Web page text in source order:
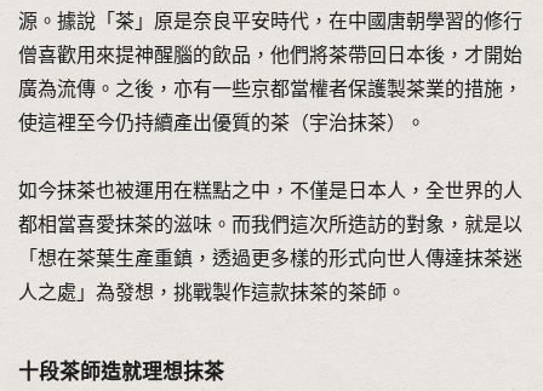
源。據說「茶」原是奈良平安時代，在中國唐朝學習的修行
僧喜歡用來提神醒腦的飲品，他們將茶帶回日本後，才開始
廣為流傳。之後，亦有一些京都當權者保護製茶業的措施，
使這裡至今仍持續產出優質的茶（宇治抹茶）。
如今抹茶也被運用在糕點之中，不僅是日本人，全世界的人
都相當喜愛抹茶的滋味。而我們這次所造訪的對象，就是以
「想在茶葉生產重鎮，透過更多樣的形式向世人傳達抹茶迷
人之處」為發想，挑戰製作這款抹茶的茶師。
十段茶師造就理想抹茶